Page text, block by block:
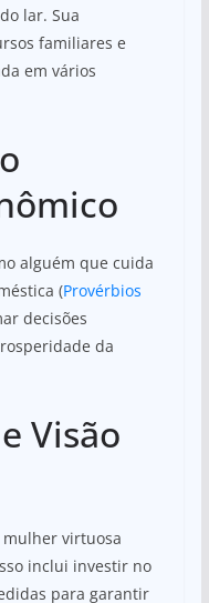
lar. Sua
familiares e
em vários
alguém que cuida
(Provérbios
decisões
da
Visão
virtuosa
inclui investir no
para garantir